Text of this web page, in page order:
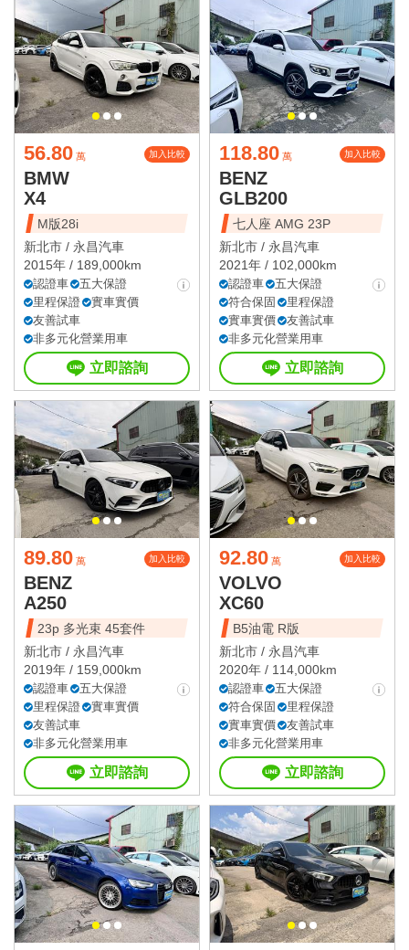
56.80 萬 加入比較
BMW
X4
M版28i
新北市 / 永昌汽車
2015年 / 189,000km
認證車
五大保證
里程保證
實車實價
友善試車
非多元化營業用車
立即諮詢
118.80 萬 加入比較
BENZ
GLB200
七人座 AMG 23P
新北市 / 永昌汽車
2021年 / 102,000km
認證車
五大保證
符合保固
里程保證
實車實價
友善試車
非多元化營業用車
立即諮詢
89.80 萬 加入比較
BENZ
A250
23p 多光束 45套件
新北市 / 永昌汽車
2019年 / 159,000km
認證車
五大保證
里程保證
實車實價
友善試車
非多元化營業用車
立即諮詢
92.80 萬 加入比較
VOLVO
XC60
B5油電 R版
新北市 / 永昌汽車
2020年 / 114,000km
認證車
五大保證
符合保固
里程保證
實車實價
友善試車
非多元化營業用車
立即諮詢